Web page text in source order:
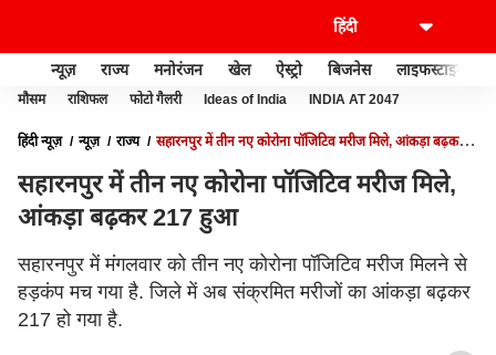
न्यूज़ राज्य मनोरंजन खेल ऐस्ट्रो बिजनेस लाइफस्टाइल
मौसम राशिफल फोटो गैलरी Ideas of India INDIA AT 2047
हिंदी न्यूज़ न्यूज़ राज्य
सहारनपुर में तीन नए कोरोना पॉजिटिव मरीज मिले, आंकड़ा बढ़कर
सहारनपुर में तीन नए कोरोना पॉजिटिव मरीज मिले,
आंकड़ा बढ़कर 217 हुआ
सहारनपुर में मंगलवार को तीन नए कोरोना पॉजिटिव मरीज मिलने से
हड़कंप मच गया है. जिले में अब संक्रमित मरीजों का आंकड़ा बढ़कर
217 हो गया है.